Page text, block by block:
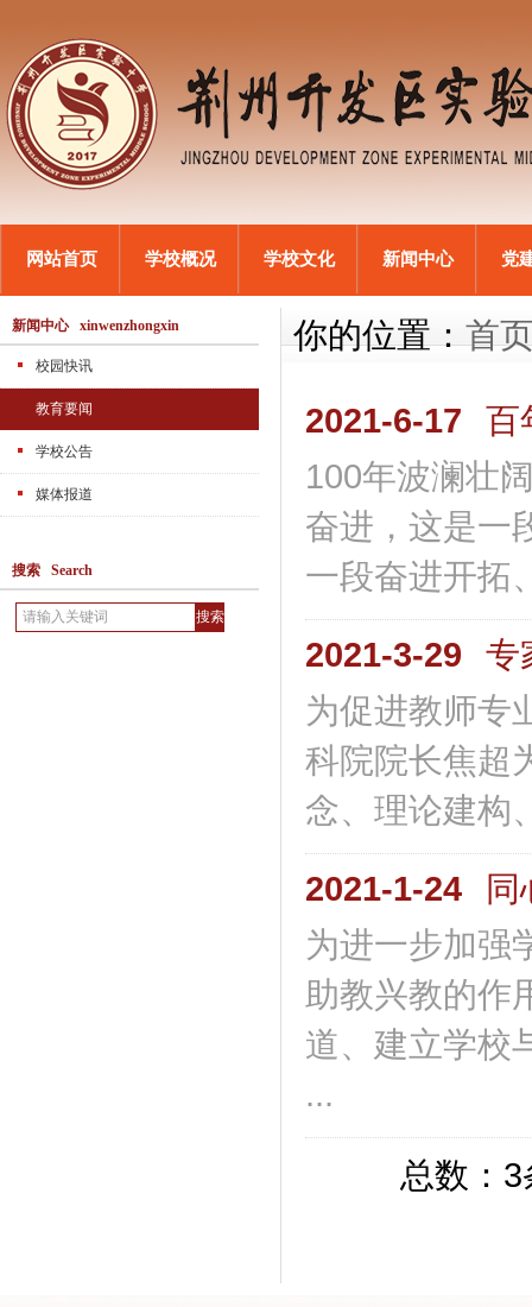
网站首页 学校概况 学校文化 新闻中心 党
新闻中心 xinwenzhongxin
校园快讯
教育要闻
学校公告
媒体报道
搜索 Search
你的位置：首
2021-6-17
百
100年波澜壮
奋进，这是一
一段奋进开拓
2021-3-29
专
为促进教师专
科院院长焦超
念、理论建构
2021-1-24
同
为进一步加强
助教兴教的作
道、建立学校
...
总数：